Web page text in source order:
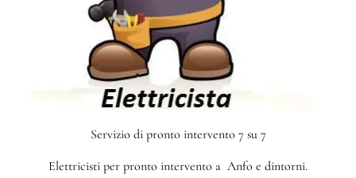
Servizio di pronto intervento 7 su 7
Elettricisti per pronto intervento a Anfo e dintorni.